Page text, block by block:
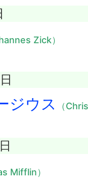
Zick）
ジウス （
Mifflin）